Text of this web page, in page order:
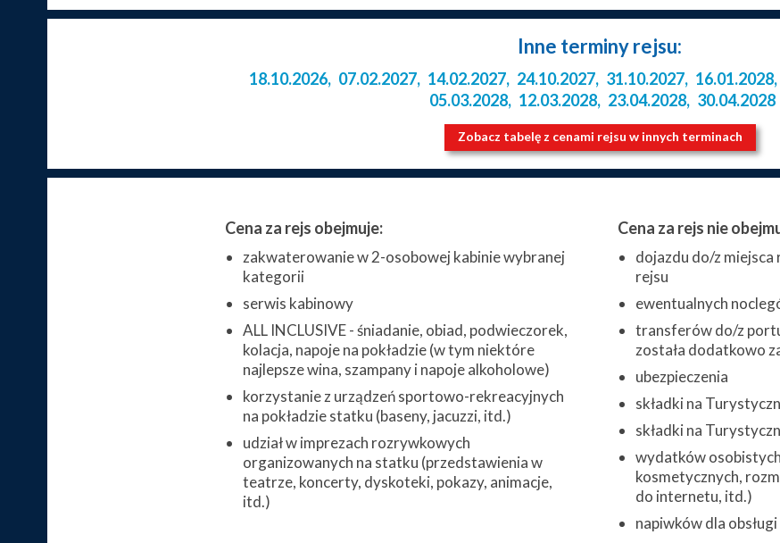
Inne terminy rejsu:
18.10.2026, 07.02.2027, 14.02.2027, 24.10.2027, 31.10.2027, 16.01.2028,
05.03.2028, 12.03.2028, 23.04.2028, 30.04.2028
Zobacz tabelę z cenami rejsu w innych terminach
Cena za rejs obejmuje:
zakwaterowanie w 2-osobowej kabinie wybranej
kategorii
serwis kabinowy
ALL INCLUSIVE - śniadanie, obiad, podwieczorek,
kolacja, napoje na pokładzie (w tym niektóre
najlepsze wina, szampany i napoje alkoholowe)
korzystanie z urządzeń sportowo-rekreacyjnych
na pokładzie statku (baseny, jacuzzi, itd.)
udział w imprezach rozrywkowych
organizowanych na statku (przedstawienia w
teatrze, koncerty, dyskoteki, pokazy, animacje,
itd.)
Cena za rejs nie
dojazdu do/z miejsca
rejsu
ewentualnych
transferów do/z
została dodatkowo
ubezpieczenia
składki na
składki na
wydatków
kosmetycznych,
do internetu, itd.)
napiwków dla